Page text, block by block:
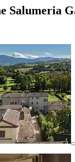
Salumeria